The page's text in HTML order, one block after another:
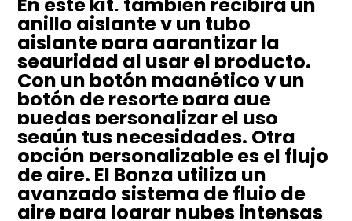
En este kit, también recibirá un
anillo aislante y un tubo
aislante para garantizar la
seguridad al usar el producto.
Con un botón magnético y un
botón de resorte para que
puedas personalizar el uso
según tus necesidades. Otra
opción personalizable es el flujo
de aire. El Bonza utiliza un
avanzado sistema de flujo de
aire para lograr nubes intensas